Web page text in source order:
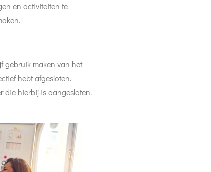
en activiteiten te
gebruik maken van het
hebt afgesloten.
die hierbij is aangesloten.